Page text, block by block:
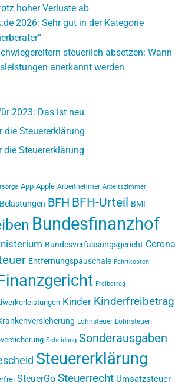
hoher Verluste ab
2026: Sehr gut in der Kategorie
steuerlich absetzen: Wann
anerkannt werden
2023: Das ist neu
Steuererklärung
Steuererklärung
App Apple Arbeitnehmer Arbeitszimmer
BFH BFH-Urteil BMF
Bundesfinanzhof
Bundesverfassungsgericht Corona
Entfernungspauschale Fahrtkosten
Freibetrag
Kinder Kinderfreibetrag
Lohnsteuer Lohnsteuer
Scheidung Sonderausgaben
Steuererklärung
SteuerGo Steuerrecht Umsatzsteuer